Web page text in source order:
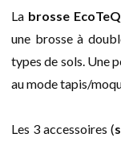
La brosse
une brosse à
types de sols. Une
au mode tapis/
Les 3 accessoires (